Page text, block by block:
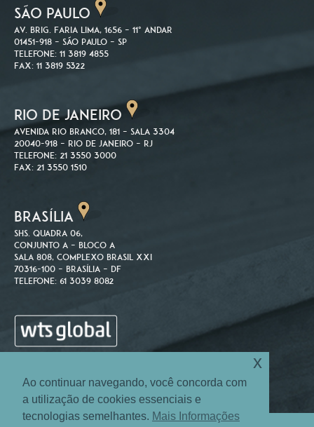
SÃO PAULO
Av. Brig. Faria Lima, 1656 – 11º andar
01451-918 – São Paulo – SP
Telefone: 11 3819 4855
Fax: 11 3819 5322
RIO DE JANEIRO
Avenida Rio Branco, 181 – Sala 3304
20040-918 – Rio de Janeiro – RJ
Telefone: 21 3550 3000
Fax: 21 3550 1510
BRASÍLIA
SHS. Quadra 06,
Conjunto A – Bloco A
Sala 808, Complexo Brasil XXI
70316-100 – Brasília – DF
Telefone: 61 3039 8082
Ao continuar navegando, você concorda com
a utilização de cookies essenciais e
tecnologias semelhantes. Mais Informações
x